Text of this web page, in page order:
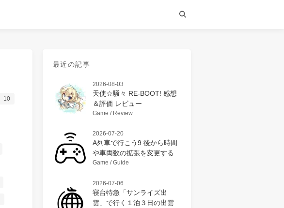
10
最近の記事
2026-08-03
天使☆騒々 RE-BOOT! 感想
＆評価 レビュー
Game / Review
2026-07-20
A列車で行こう9 後から時間
や車両数の拡張を変更する
Game / Guide
2026-07-06
寝台特急「サンライズ出
雲」で行く１泊３日の出雲